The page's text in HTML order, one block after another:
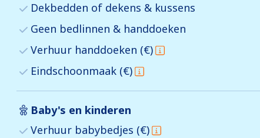
Dekbedden of dekens & kussens
Geen bedlinnen & handdoeken
Verhuur handdoeken (€)
Eindschoonmaak (€)
Baby's en kinderen
Verhuur babybedjes (€)